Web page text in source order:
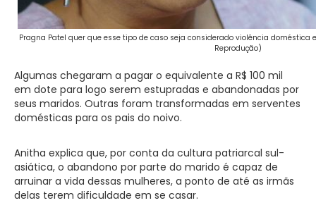
Pragna Patel quer que esse tipo de caso seja considerado violência doméstica
Reprodução)
Algumas chegaram a pagar o equivalente a R$ 100 mil
em dote para logo serem estupradas e abandonadas por
seus maridos. Outras foram transformadas em serventes
domésticas para os pais do noivo.
Anitha explica que, por conta da cultura patriarcal sul-
asiática, o abandono por parte do marido é capaz de
arruinar a vida dessas mulheres, a ponto de até as irmãs
delas terem dificuldade em se casar.